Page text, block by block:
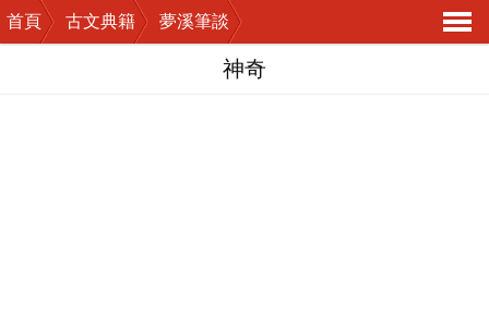
首頁 古文典籍
夢溪筆談
導
神奇